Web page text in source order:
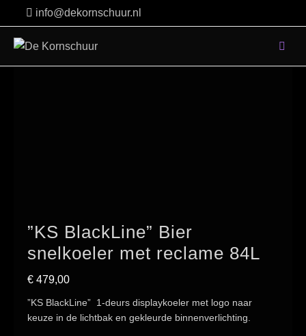
to
content
info@dekornschuur.nl
”KS BlackLine” Bier
snelkoeler met reclame 84L
€ 479,00
”KS BlackLine” 1-deurs displaykoeler met logo naar
keuze in de lichtbak en gekleurde binnenverlichting.